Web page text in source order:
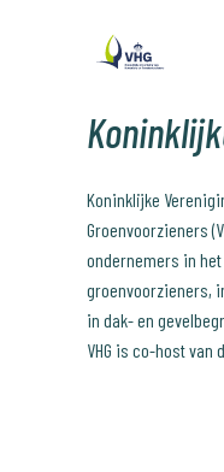
Koninklijke
Groenvoorzieners
ondernemers in
groenvoorzieners,
in dak- en
VHG is co-host van